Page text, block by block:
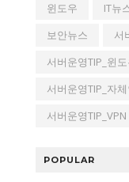
윈도우 IT뉴
보안뉴스
서
서버운영TIP_윈
서버운영TIP_자
서버운영TIP_VPN
POPULAR